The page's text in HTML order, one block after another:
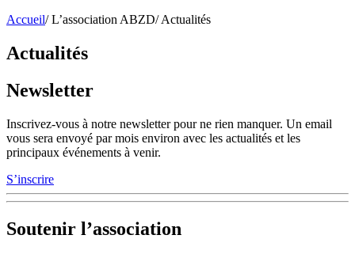
Accueil/ L’association ABZD/ Actualités
Actualités
Newsletter
Inscrivez-vous à notre newsletter pour ne rien manquer. Un email
vous sera envoyé par mois environ avec les actualités et les
principaux événements à venir.
S’inscrire
Soutenir l’association